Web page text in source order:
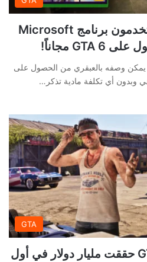
لاعبوا Xbox يستخدمون برنامج Microsoft
يمكن وصفه بالعبقري من الحصول على
GTA
تقرير: لعبة GTA 6 حققت مليار دولار في أول